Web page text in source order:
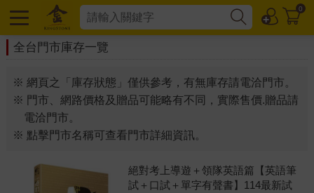
0
全台門市庫存一覽
※ 網頁之「庫存狀態」僅供參考，有無庫存請電洽門市。
※ 門市、網路價格及贈品可能略有不同，實際售價.贈品請
電洽門市。
※ 點擊門市名稱可查看門市詳細資訊。
絕對考上導遊＋領隊英語篇【英語筆
試＋口試＋單字有聲書】114最新試